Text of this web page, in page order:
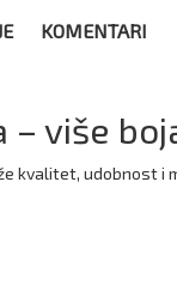
KOMENTARI
– više
kvalitet, udobnost